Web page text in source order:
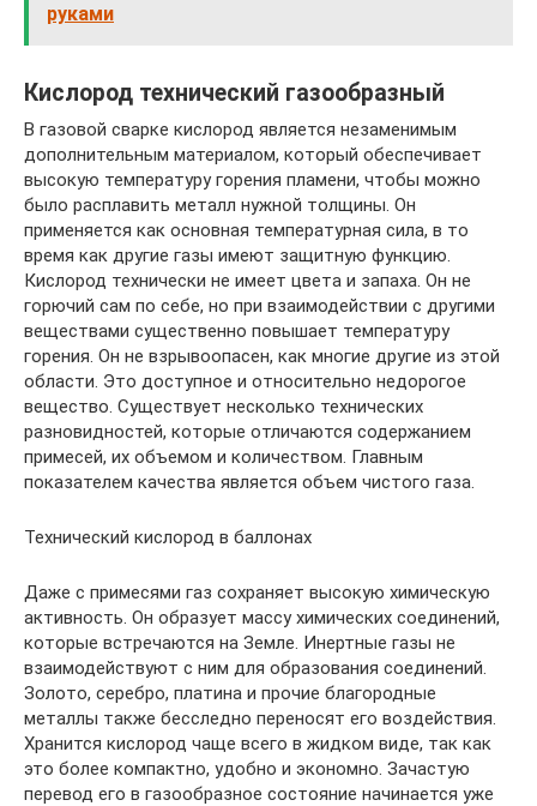
руками
Кислород технический газообразный
В газовой сварке кислород является незаменимым
дополнительным материалом, который обеспечивает
высокую температуру горения пламени, чтобы можно
было расплавить металл нужной толщины. Он
применяется как основная температурная сила, в то
время как другие газы имеют защитную функцию.
Кислород технически не имеет цвета и запаха. Он не
горючий сам по себе, но при взаимодействии с другими
веществами существенно повышает температуру
горения. Он не взрывоопасен, как многие другие из этой
области. Это доступное и относительно недорогое
вещество. Существует несколько технических
разновидностей, которые отличаются содержанием
примесей, их объемом и количеством. Главным
показателем качества является объем чистого газа.
Технический кислород в баллонах
Даже с примесями газ сохраняет высокую химическую
активность. Он образует массу химических соединений,
которые встречаются на Земле. Инертные газы не
взаимодействуют с ним для образования соединений.
Золото, серебро, платина и прочие благородные
металлы также бесследно переносят его воздействия.
Хранится кислород чаще всего в жидком виде, так как
это более компактно, удобно и экономно. Зачастую
перевод его в газообразное состояние начинается уже